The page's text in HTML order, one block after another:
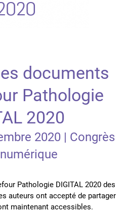
documents
Pathologie
2020
2020 | Congrès
Pathologie DIGITAL 2020 des
auteurs ont accepté de partager
maintenant accessibles.